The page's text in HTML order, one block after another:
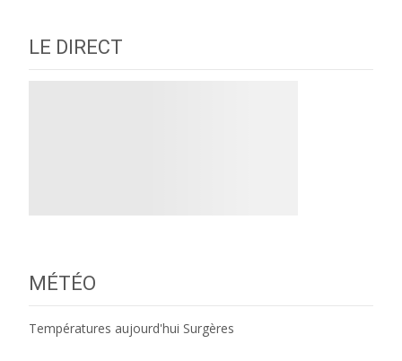
LE DIRECT
MÉTÉO
Températures aujourd'hui Surgères